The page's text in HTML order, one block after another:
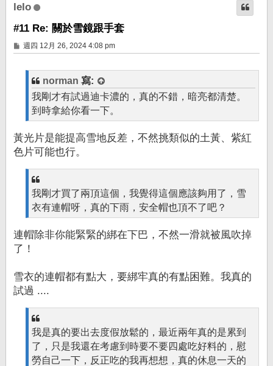
lelo
#11 Re: 關於雪鏡跟手套
文
章
週四 12月 26, 2024 4:08 pm
norman 寫:
我剛才有試過迪卡濃的，真的不錯，暗亮都清楚。
到時拿給你看一下。
黃光片是能提高雪地反差，不然挑類似的土黃、紫紅
色片可能也行。
我剛才買了兩頂這個，我覺得這個應該夠用了，雪
衣有連帽呀，真的下雨，安全帽也頂不了吧？
連帽除非你能緊緊的綁在下巴，不然一滑就被風吹掉
了！
雪衣的連帽都有點大，要綁牢真的有點困難。我真的
試過 ....
我是真的要出去度假放鬆的，最近兩年真的是累到
了，只是我還在考慮到時要不要四處吃好料的，慰
勞自己一下，反正吃的我再想想，真的休息一天的